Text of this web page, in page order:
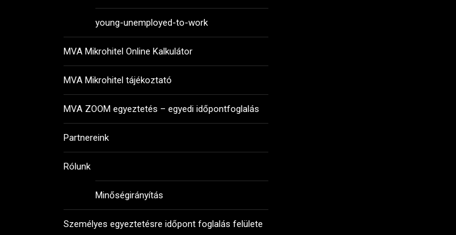
young-unemployed-to-work
MVA Mikrohitel Online Kalkulátor
MVA Mikrohitel tájékoztató
MVA ZOOM egyeztetés – egyedi időpontfoglalás
Partnereink
Rólunk
Minőségirányítás
Személyes egyeztetésre időpont foglalás felülete